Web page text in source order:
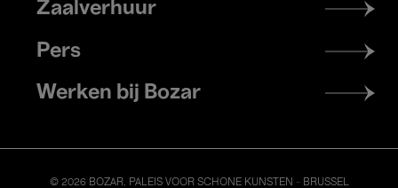
Zaalverhuur
Pers
Werken bij Bozar
© 2026 BOZAR. PALEIS VOOR SCHONE KUNSTEN - BRUSSEL